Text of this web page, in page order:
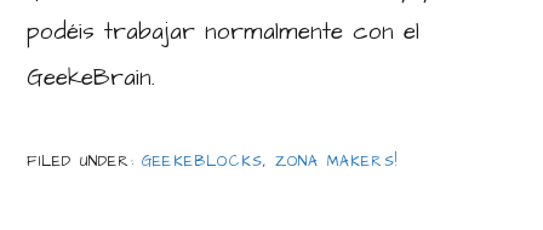
podéis trabajar normalmente con el
GeekeBrain.
FILED UNDER: GEEKEBLOCKS, ZONA MAKERS!